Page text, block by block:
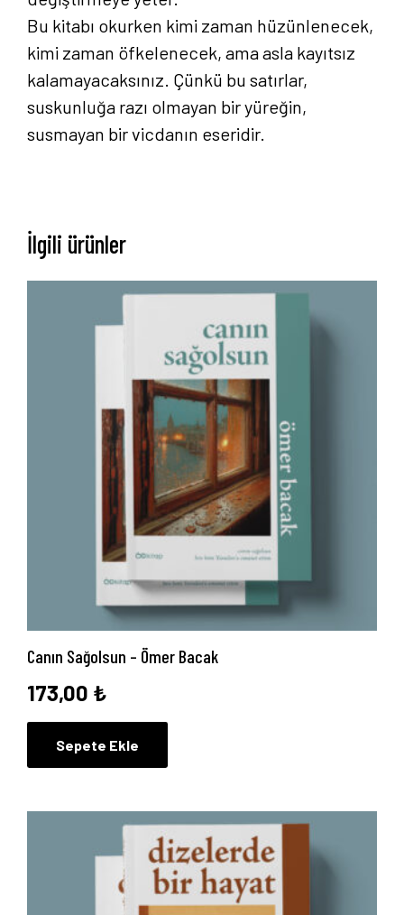
Anasayfa
Yayın Paketlerimiz
İletişim
Bu kitabı okurken kimi zaman hüzünlenecek,
kimi zaman öfkelenecek, ama asla kayıtsız
kalamayacaksınız. Çünkü bu satırlar,
suskunluğa razı olmayan bir yüreğin,
susmayan bir vicdanın eseridir.
İlgili ürünler
Canın Sağolsun – Ömer Bacak
173,00 ₺
Sepete Ekle